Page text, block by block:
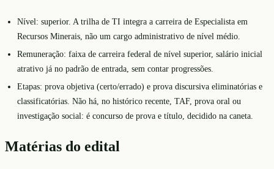
Nível: superior. A trilha de TI integra a carreira de Especialista em
Recursos Minerais, não um cargo administrativo de nível médio.
Remuneração: faixa de carreira federal de nível superior, salário inicial
atrativo já no padrão de entrada, sem contar progressões.
Etapas: prova objetiva (certo/errado) e prova discursiva eliminatórias e
classificatórias. Não há, no histórico recente, TAF, prova oral ou
investigação social: é concurso de prova e título, decidido na caneta.
Matérias do edital